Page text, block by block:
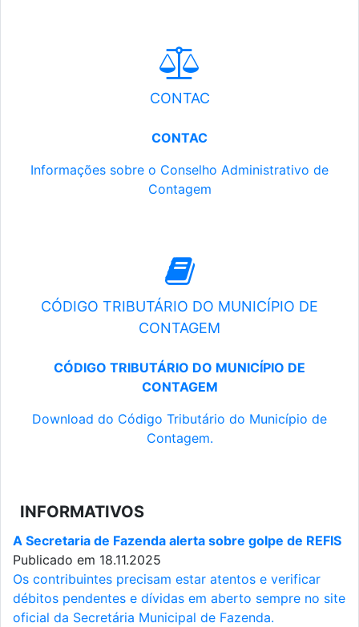
CONTAC
CONTAC
Informações sobre o Conselho Administrativo de
Contagem
CÓDIGO TRIBUTÁRIO DO MUNICÍPIO DE
CONTAGEM
CÓDIGO TRIBUTÁRIO DO MUNICÍPIO DE
CONTAGEM
Download do Código Tributário do Município de
Contagem.
INFORMATIVOS
A Secretaria de Fazenda alerta sobre golpe de REFIS
Publicado em 18.11.2025
Os contribuintes precisam estar atentos e verificar
débitos pendentes e dívidas em aberto sempre no site
oficial da Secretária Municipal de Fazenda.